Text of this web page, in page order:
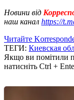
Новини від
наш канал https://
Читайте
ТЕГИ: Киевская
Якщо ви помітили
натисніть Ctrl +